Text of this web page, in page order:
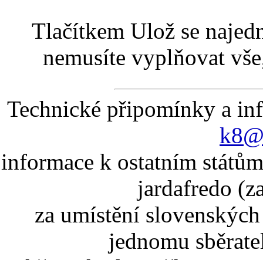
Tlačítkem Ulož se
nemusíte vyplňovat
Technické připomínky a
informace k ostatním
jardafredo
za umístění
jednomu